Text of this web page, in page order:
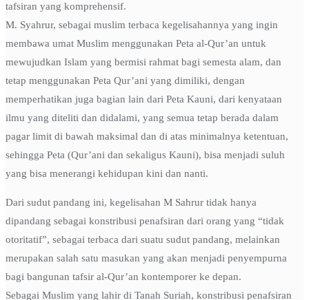
tafsiran yang komprehensif.
M. Syahrur, sebagai muslim terbaca kegelisahannya yang ingin
membawa umat Muslim menggunakan Peta al-Qur’an untuk
mewujudkan Islam yang bermisi rahmat bagi semesta alam, dan
tetap menggunakan Peta Qur’ani yang dimiliki, dengan
memperhatikan juga bagian lain dari Peta Kauni, dari kenyataan
ilmu yang diteliti dan didalami, yang semua tetap berada dalam
pagar limit di bawah maksimal dan di atas minimalnya ketentuan,
sehingga Peta (Qur’ani dan sekaligus Kauni), bisa menjadi suluh
yang bisa menerangi kehidupan kini dan nanti.
Dari sudut pandang ini, kegelisahan M Sahrur tidak hanya
dipandang sebagai konstribusi penafsiran dari orang yang “tidak
otoritatif”, sebagai terbaca dari suatu sudut pandang, melainkan
merupakan salah satu masukan yang akan menjadi penyempurna
bagi bangunan tafsir al-Qur’an kontemporer ke depan.
Sebagai Muslim yang lahir di Tanah Suriah, konstribusi penafsiran